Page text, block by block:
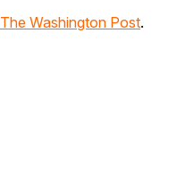
The Washington Post.